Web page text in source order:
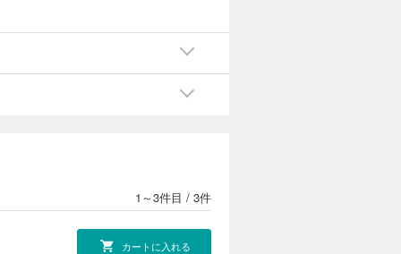
1～3件目 / 3件
カートに入れる